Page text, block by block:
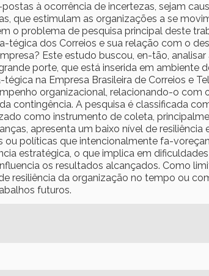
à ocorrência de incertezas, sejam
que estimulam as organizações a se
o problema de pesquisa principal deste
tégica dos Correios e sua relação com o
Este estudo buscou, en-tão, analisar
porte, que está inserida em ambiente
na Empresa Brasileira de Correios e
organizacional, relacionando-o com
contingência. A pesquisa é classificada
como instrumento de coleta,
apresenta um baixo nível de resiliência
ou políticas que intencionalmente fa-
estratégica, o que implica em
os resultados alcançados. Como
resiliência da organização no tempo ou
futuros.